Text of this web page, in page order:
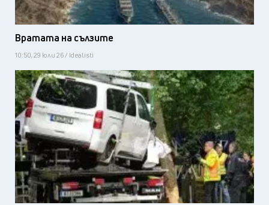
Вратата на сълзите
10:50, 29 юли 26 / Idealisti